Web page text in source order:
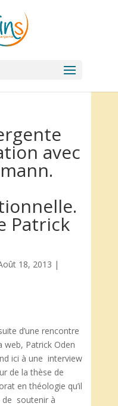
avec
Patrick
18, 2013 |
d’une rencontre
web, Patrick Oden
ici à une interview
de la thèse de
en théologie qu’il
de soutenir à